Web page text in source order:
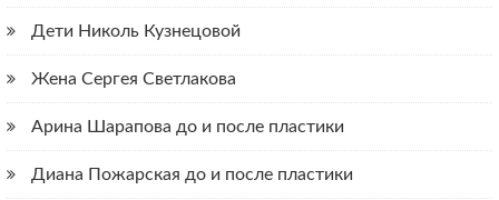
Дети Николь Кузнецовой
Жена Сергея Светлакова
Арина Шарапова до и после пластики
Диана Пожарская до и после пластики